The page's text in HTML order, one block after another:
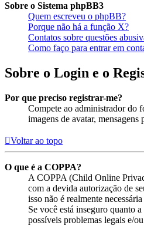
Sobre o Sistema phpBB3
Quem escreveu o phpBB?
Porque não há a função X?
Contatos sobre questões
Como faço para entrar em
Sobre o Login e o
Por que preciso registrar-me?
Compete ao administrador do
imagens de avatar,
Voltar ao topo
O que é a COPPA?
A COPPA (Child Online
com a devida autorização de
isso não é realmente
Se você está inseguro quanto
possíveis problemas legais e/